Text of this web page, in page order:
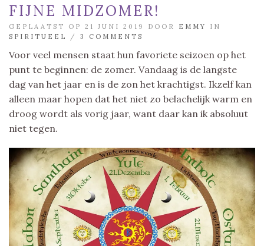
FIJNE MIDZOMER!
GEPLAATST OP 21 JUNI 2019 DOOR EMMY
IN
SPIRITUEEL
/ 3 COMMENTS
Voor veel mensen staat hun favoriete seizoen op het
punt te beginnen: de zomer. Vandaag is de langste
dag van het jaar en is de zon het krachtigst. Ikzelf kan
alleen maar hopen dat het niet zo belachelijk warm en
droog wordt als vorig jaar, want daar kan ik absoluut
niet tegen.